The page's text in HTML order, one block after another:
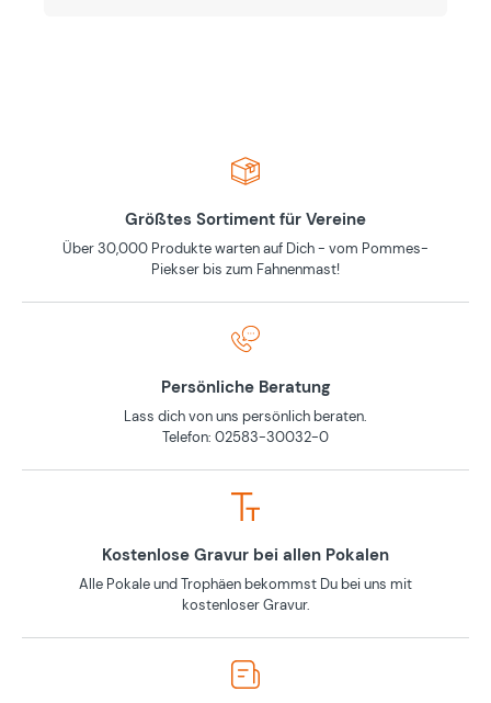
Größtes Sortiment für Vereine
Über 30,000 Produkte warten auf Dich - vom Pommes-
Piekser bis zum Fahnenmast!
Persönliche Beratung
Lass dich von uns persönlich beraten.
Telefon: 02583-30032-0
Kostenlose Gravur bei allen Pokalen
Alle Pokale und Trophäen bekommst Du bei uns mit
kostenloser Gravur.